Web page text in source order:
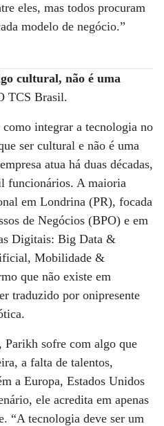
eles, mas todos procuram
modelo de negócio.”
cultural, não é uma
TCS Brasil.
integrar a tecnologia no
ser cultural e não é uma
atua há duas décadas,
funcionários. A maioria
em Londrina (PR), focada
de Negócios (BPO) e em
Digitais: Big Data &
Mobilidade &
que não existe em
traduzido por onipresente
Parikh sofre com algo que
a falta de talentos,
a Europa, Estados Unidos
ele acredita em apenas
“A tecnologia deve ser um